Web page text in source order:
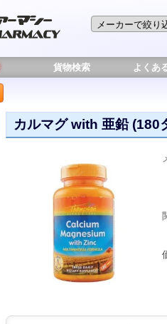
貨物検索 よくあ
カルマグ with 亜鉛 (180